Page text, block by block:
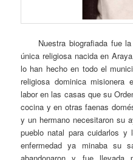
Nuestra biografiada fue la
única religiosa nacida en
lo han hecho en todo el
religiosa dominica misionera
labor en las casas que su
cocina y en otras faenas
y un hermano necesitaron su
pueblo natal para cuidarlos y
enfermedad ya minaba su